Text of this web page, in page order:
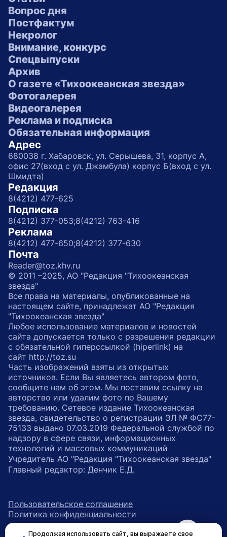
Вопрос дня
Постфактум
Некролог
Внимание, конкурс
Спецвыпуски
Архив
О газете «Тихоокеанская звезда»
Фотогалерея
Видеогалерея
Реклама и подписка
Обязательная информация
Адрес
680038 г. Хабаровск, ул. Серышева, 31, корпус А,
офис 27(вход с ул. Джамбула) корпус Б(вход с ул.
Шмидта)
Редакция
8(4212) 477-625
Подписка
8(4212) 377-053;8(4212) 763-416
Реклама
8(4212) 477-650;8(4212) 377-630
Почта
Reader@toz.khv.ru
© 2011 –2025, АО "Редакция "Тихоокеанская
звезда"
Все права на материалы, опубликованные на
настоящем сайте, принадлежат АО "Редакция
"Тихоокеанская звезда"
Любое использование материалов и новостей
сайта допускается только с разрешения редакции
с обязательной гиперссылкой (hiperlink) на
сайт http://toz.su
Часть изображений взяты из открытых
источников. Если Вы являетесь автором фото,
сообщите нам об этом. Мы поставим ссылку на
авторство или удалим фото по Вашему
требованию. Сетевое издание Тихоокеанская
звезда, свидетельство о регистрации ЭЛ № ФС77-
75133 выдано 07.03.2019 Федеральной службой по
надзору в сфере связи, информационных
технологий и массовых коммуникаций
Учредитель АО "Редакция "Тихоокеанская звезда"
Главный редактор: Денчик Е.Д.
Пользовательское соглашение
Политика конфиденциальности
Продолжая использовать сайт, вы выражаете свое